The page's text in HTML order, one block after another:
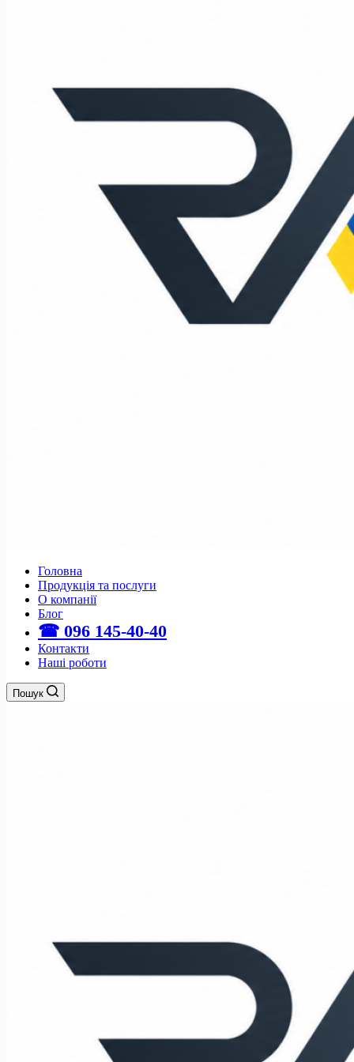
Головна
Продукція та послуги
О компанії
Блог
☎ 096 145-40-40
Контакти
Наші роботи
Пошук